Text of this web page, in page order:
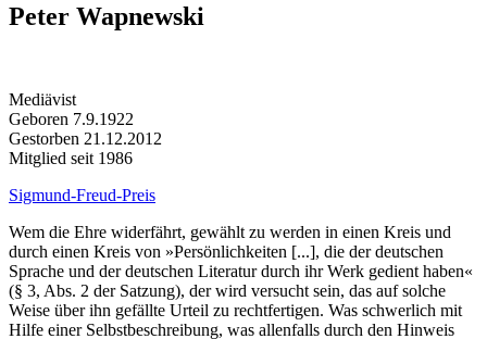
Peter Wapnewski
Mediävist
Geboren 7.9.1922
Gestorben 21.12.2012
Mitglied seit 1986
Sigmund-Freud-Preis
Wem die Ehre widerfährt, gewählt zu werden in einen Kreis und
durch einen Kreis von »Persönlichkeiten [...], die der deutschen
Sprache und der deutschen Literatur durch ihr Werk gedient haben«
(§ 3, Abs. 2 der Satzung), der wird versucht sein, das auf solche
Weise über ihn gefällte Urteil zu rechtfertigen. Was schwerlich mit
Hilfe einer Selbstbeschreibung, was allenfalls durch den Hinweis